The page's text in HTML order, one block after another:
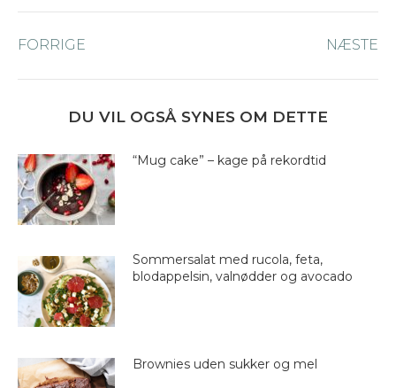
navigation
FORRIGE NÆSTE
DU VIL OGSÅ SYNES OM DETTE
“Mug cake” – kage på rekordtid
Sommersalat med rucola, feta,
blodappelsin, valnødder og avocado
Brownies uden sukker og mel